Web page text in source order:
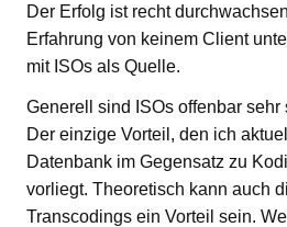
Der Erfolg ist recht
Erfahrung von keinem Client
mit ISOs als Quelle.
Generell sind ISOs offenbar sehr
Der einzige Vorteil, den ich
Datenbank im Gegensatz zu
vorliegt. Theoretisch kann auch
Transcodings ein Vorteil sein.